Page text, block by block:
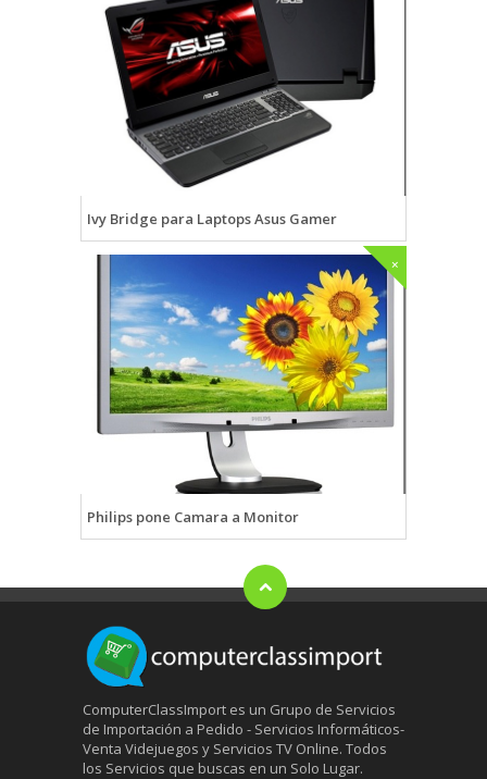
Ivy Bridge para Laptops Asus Gamer
+
Philips pone Camara a Monitor
ComputerClassImport es un Grupo de Servicios
de Importación a Pedido - Servicios Informáticos-
Venta Videjuegos y Servicios TV Online. Todos
los Servicios que buscas en un Solo Lugar.